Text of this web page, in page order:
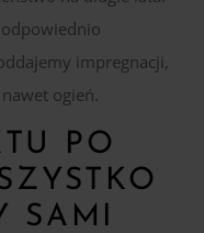
odpowiednio
impregnacji,
ogień.
PO
SAMI